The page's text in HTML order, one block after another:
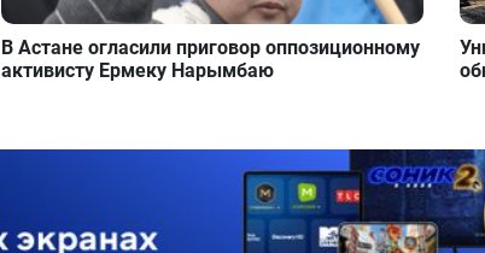
В Астане огласили приговор оппозиционному
активисту Ермеку Нарымбаю